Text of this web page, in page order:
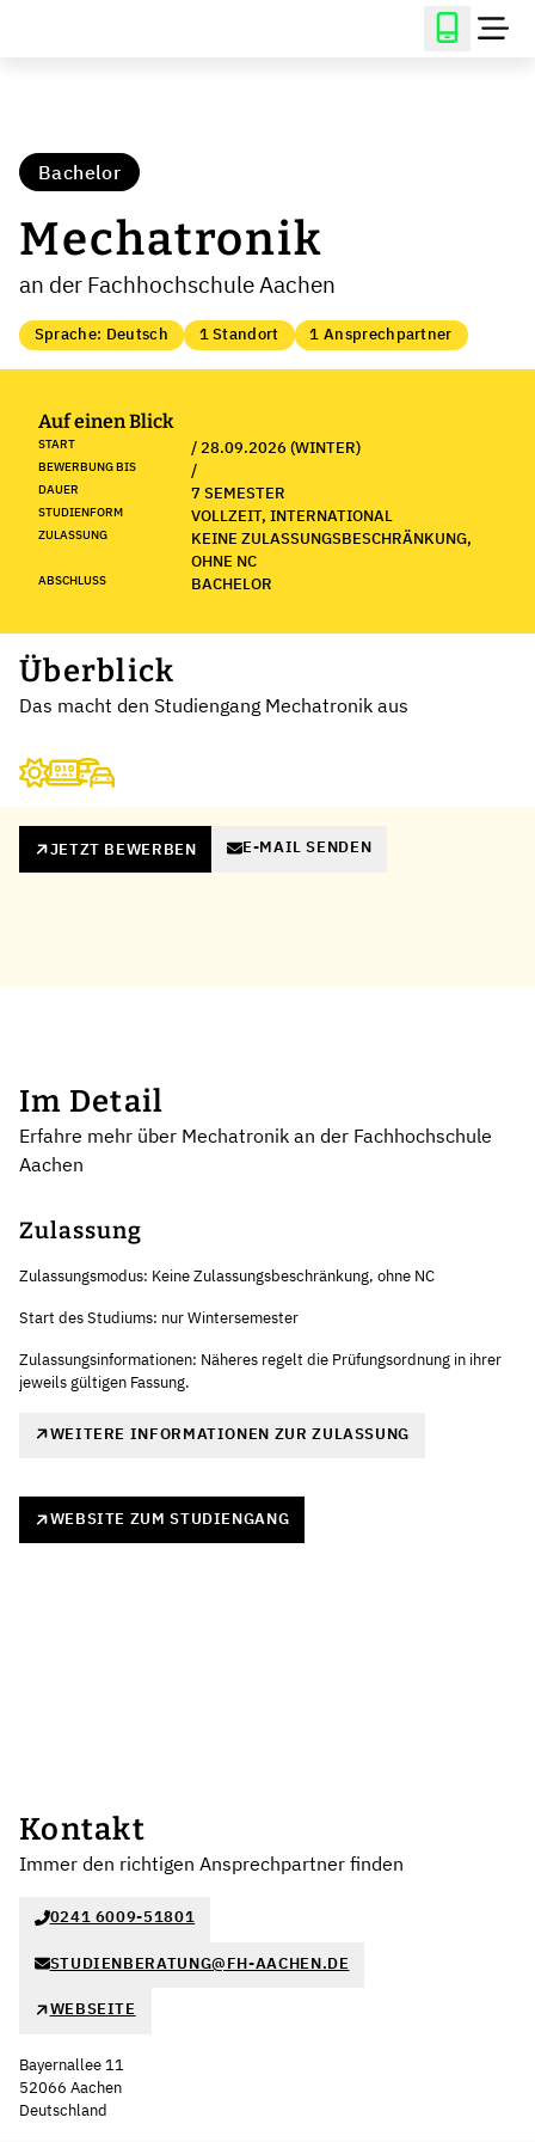
Bachelor
Mechatronik
an der Fachhochschule Aachen
Sprache: Deutsch 1 Standort 1 Ansprechpartner
Auf einen Blick
START / 28.09.2026 (WINTER)
BEWERBUNG BIS /
DAUER 7 SEMESTER
STUDIENFORM VOLLZEIT, INTERNATIONAL
ZULASSUNG
KEINE ZULASSUNGSBESCHRÄNKUNG,
OHNE NC
ABSCHLUSS BACHELOR
Überblick
Das macht den Studiengang Mechatronik aus
JETZT BEWERBEN E-MAIL SENDEN
Im Detail
Erfahre mehr über Mechatronik an der Fachhochschule
Aachen
Zulassung
Zulassungsmodus: Keine Zulassungsbeschränkung, ohne NC
Start des Studiums: nur Wintersemester
Zulassungsinformationen: Näheres regelt die Prüfungsordnung in ihrer
jeweils gültigen Fassung.
WEITERE INFORMATIONEN ZUR ZULASSUNG
WEBSITE ZUM STUDIENGANG
Kontakt
Immer den richtigen Ansprechpartner finden
0241 6009-51801
STUDIENBERATUNG@FH-AACHEN.DE
WEBSEITE
Bayernallee 11
52066 Aachen
Deutschland